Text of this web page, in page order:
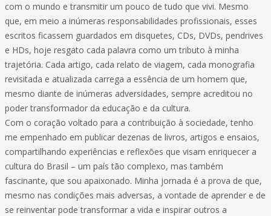
com o mundo e transmitir um pouco de tudo que vivi. Mesmo
que, em meio a inúmeras responsabilidades profissionais, esses
escritos ficassem guardados em disquetes, CDs, DVDs, pendrives
e HDs, hoje resgato cada palavra como um tributo à minha
trajetória. Cada artigo, cada relato de viagem, cada monografia
revisitada e atualizada carrega a essência de um homem que,
mesmo diante de inúmeras adversidades, sempre acreditou no
poder transformador da educação e da cultura.
Com o coração voltado para a contribuição à sociedade, tenho
me empenhado em publicar dezenas de livros, artigos e ensaios,
compartilhando experiências e reflexões que visam enriquecer a
cultura do Brasil – um país tão complexo, mas também
fascinante, que sou apaixonado. Minha jornada é a prova de que,
mesmo nas condições mais adversas, a vontade de aprender e de
se reinventar pode transformar a vida e inspirar outros a